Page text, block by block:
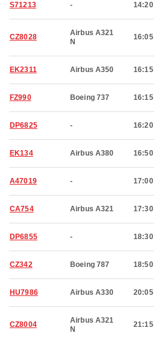
S71213 - 14:20
CZ8028
Airbus A321
N
16:05
EK2311 Airbus A350 16:15
FZ990 Boeing 737 16:15
DP6825 - 16:20
EK134 Airbus A380 16:50
A47019 - 17:00
CA754 Airbus A321 17:30
DP6855 - 18:30
CZ342 Boeing 787 18:50
HU7986 Airbus A330 20:05
CZ8004
Airbus A321
N
21:15